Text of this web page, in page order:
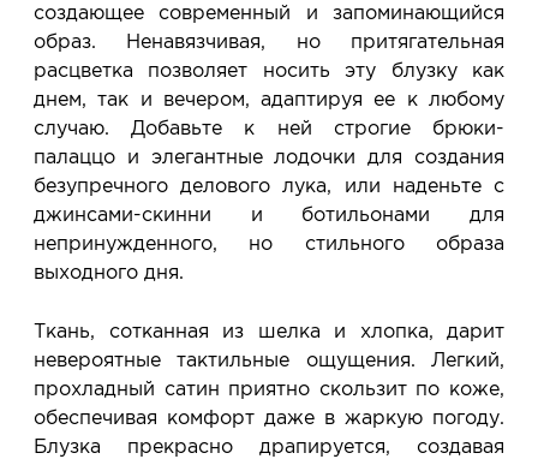
создающее современный и запоминающийся
образ. Ненавязчивая, но притягательная
расцветка позволяет носить эту блузку как
днем, так и вечером, адаптируя ее к любому
случаю. Добавьте к ней строгие брюки-
палаццо и элегантные лодочки для создания
безупречного делового лука, или наденьте с
джинсами-скинни и ботильонами для
непринужденного, но стильного образа
выходного дня.
Ткань, сотканная из шелка и хлопка, дарит
невероятные тактильные ощущения. Легкий,
прохладный сатин приятно скользит по коже,
обеспечивая комфорт даже в жаркую погоду.
Блузка прекрасно драпируется, создавая